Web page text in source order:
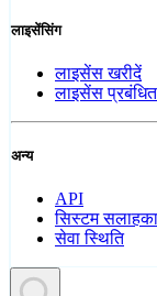
लाइसेंसिंग
लाइसेंस खरीदें
लाइसेंस
अन्य
API
सिस्टम
सेवा स्थिति